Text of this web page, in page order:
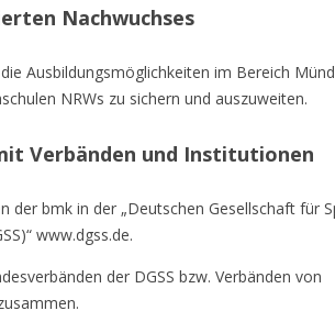
Nachwuchses
Ausbildungsmöglichkeiten im Bereich
NRWs zu sichern und auszuweiten.
Verbänden und Institutionen
der bmk in der „Deutschen Gesellschaft für
www.dgss.de.
der DGSS bzw. Verbänden von